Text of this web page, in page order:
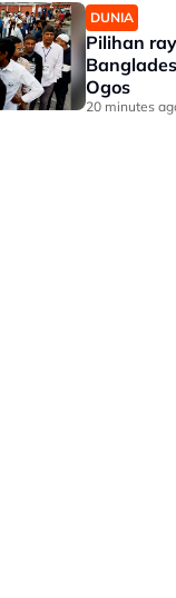
DUNIA
Pilihan
Ogos
20 minutes